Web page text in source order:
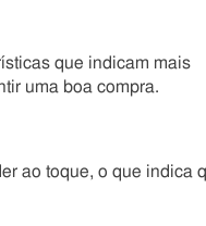
que indicam mais
uma boa compra.
ao toque, o que indica